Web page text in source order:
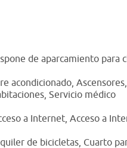
de aparcamiento para
acondicionado,Ascensores,
Servicio médico
a Internet,Acceso a
de bicicletas, Cuarto